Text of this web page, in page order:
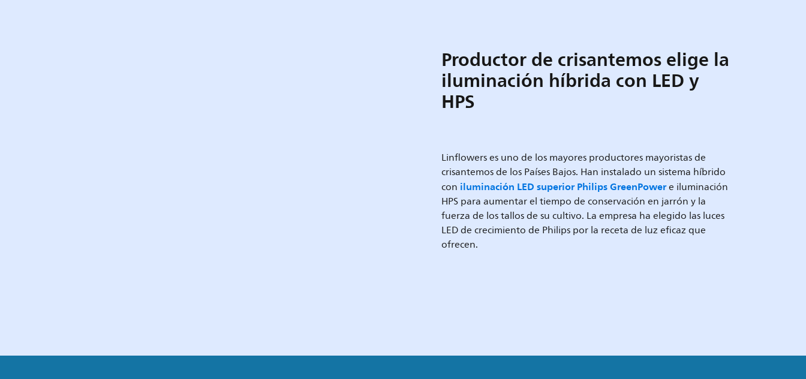
Productor de crisantemos elige la
iluminación híbrida con LED y
HPS
Linflowers es uno de los mayores productores mayoristas de
crisantemos de los Países Bajos. Han instalado un sistema híbrido
con iluminación LED superior Philips GreenPowere iluminación
HPS para aumentar el tiempo de conservación en jarrón y la
fuerza de los tallos de su cultivo. La empresa ha elegido las luces
LED de crecimiento de Philips por la receta de luz eficaz que
ofrecen.